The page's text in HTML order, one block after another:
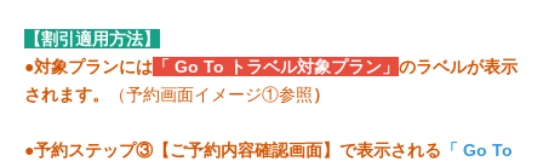
【割引適用方法】
●対象プランには 「 Go To トラベル対象プラン」 のラベルが表示
されます。
（予約画面イメージ①参照）
●予約ステップ③【ご予約内容確認画面】で表示される 「 Go To